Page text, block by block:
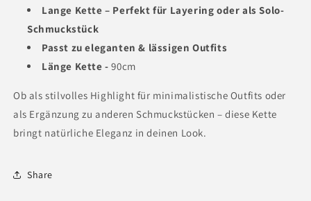
Lange Kette – Perfekt für Layering oder als Solo-
Schmuckstück
Passt zu eleganten & lässigen Outfits
Länge Kette -90cm
Ob als stilvolles Highlight für minimalistische Outfits oder
als Ergänzung zu anderen Schmuckstücken – diese Kette
bringt natürliche Eleganz in deinen Look.
Share